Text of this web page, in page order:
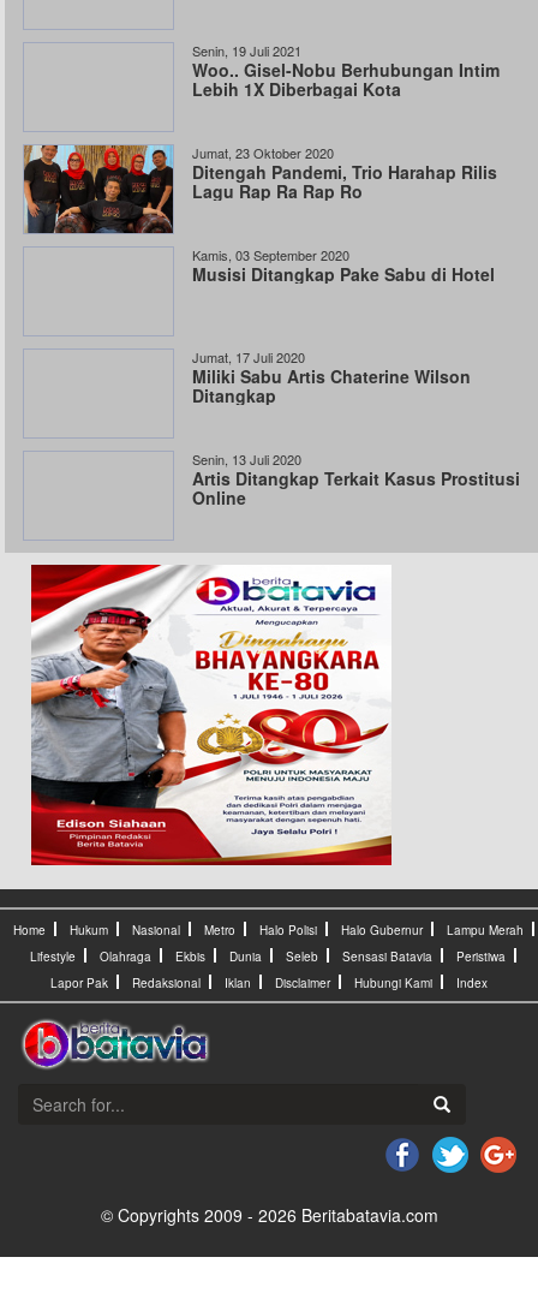
Senin, 19 Juli 2021
Woo.. Gisel-Nobu Berhubungan Intim
Lebih 1X Diberbagai Kota
Jumat, 23 Oktober 2020
Ditengah Pandemi, Trio Harahap Rilis
Lagu Rap Ra Rap Ro
Kamis, 03 September 2020
Musisi Ditangkap Pake Sabu di Hotel
Jumat, 17 Juli 2020
Miliki Sabu Artis Chaterine Wilson
Ditangkap
Senin, 13 Juli 2020
Artis Ditangkap Terkait Kasus Prostitusi
Online
Home Hukum Nasional Metro Halo Polisi Halo Gubernur
Lampu Merah
Lifestyle
Olahraga Ekbis Dunia Seleb Sensasi Batavia
Peristiwa
Lapor Pak
Redaksional Iklan Disclaimer Hubungi Kami Index
© Copyrights 2009 - 2026 Beritabatavia.com